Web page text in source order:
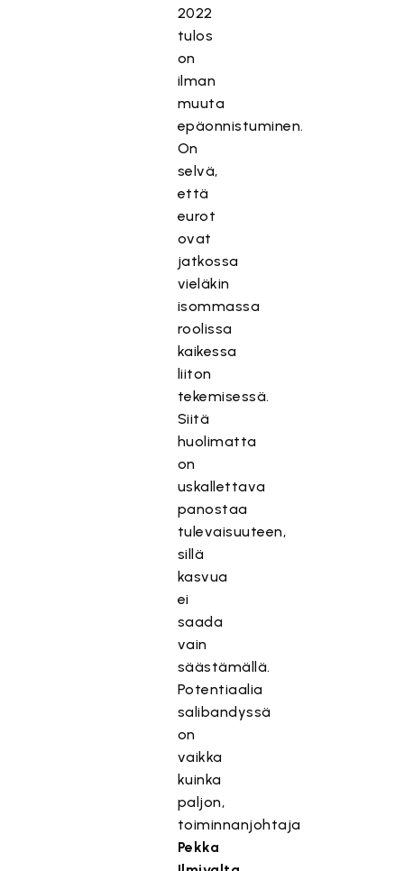
2022
tulos
on
ilman
muuta
epäonnistuminen.
On
selvä,
että
eurot
ovat
jatkossa
vieläkin
isommassa
roolissa
kaikessa
liiton
tekemisessä.
Siitä
huolimatta
on
uskallettava
panostaa
tulevaisuuteen,
sillä
kasvua
ei
saada
vain
säästämällä.
Potentiaalia
salibandyssä
on
vaikka
kuinka
paljon,
toiminnanjohtaja
Pekka